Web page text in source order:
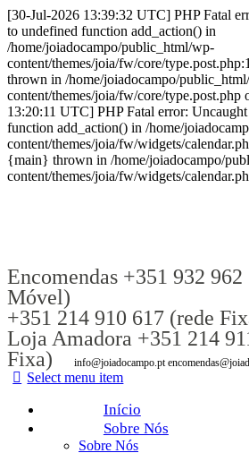
[30-Jul-2026 13:39:32 UTC] PHP Fatal
to undefined function add_action() in
/home/joiadocampo/public_html/wp-
content/themes/joia/fw/core/
thrown in /home/joiadocampo/
content/themes/joia/fw/core/type.post.php
13:20:11 UTC] PHP Fatal error:
function add_action() in /home/
content/themes/joia/fw/widgets/
{main} thrown in /home/joiadocampo/
content/themes/joia/fw/widgets/
Encomendas +351 932 962
Móvel)
+351 214 910 617 (rede
Loja Amadora +351 214
Fixa)
info@joiadocampo.pt
Select menu item
Início
Sobre Nós
Sobre Nós